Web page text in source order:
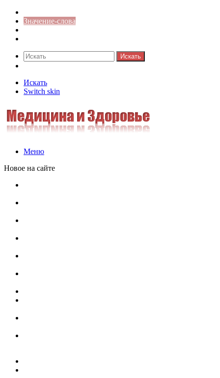
Значение-слова
Искать
Искать
Switch skin
Меню
Новое на сайте